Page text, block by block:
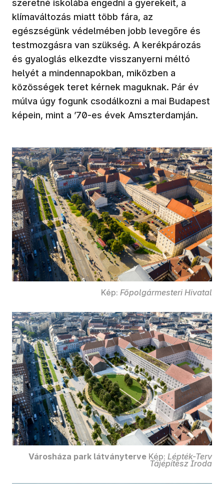
szeretné iskolába engedni a gyerekeit, a
klímaváltozás miatt több fára, az
egészségünk védelmében jobb levegőre és
testmozgásra van szükség. A kerékpározás
és gyaloglás elkezdte visszanyerni méltó
helyét a mindennapokban, miközben a
közösségek teret kérnek maguknak. Pár év
múlva úgy fogunk csodálkozni a mai Budapest
képein, mint a ’70-es évek Amszterdamján.
Kép: Főpolgármesteri Hivatal
Városháza park látványterve Kép: Lépték-Terv
Tájépítész Iroda